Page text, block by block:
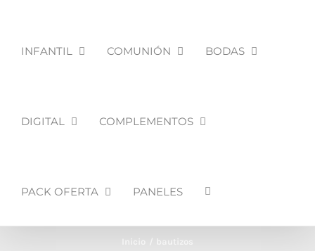
INFANTIL COMUNIÓN BODAS
DIGITAL COMPLEMENTOS
PACK OFERTA PANELES
Inicio bautizos